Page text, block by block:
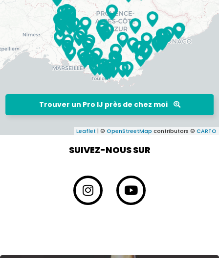
Trouver un Pro IJ près de chez moi
Leaflet | © OpenStreetMap contributors © CARTO
SUIVEZ-NOUS SUR